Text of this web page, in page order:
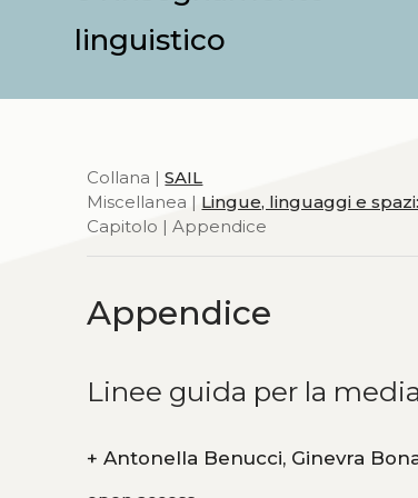
linguistico
Collana |SAIL
Miscellanea | Lingue, linguaggi e
Capitolo | Appendice
Appendice
Linee guida per la
+